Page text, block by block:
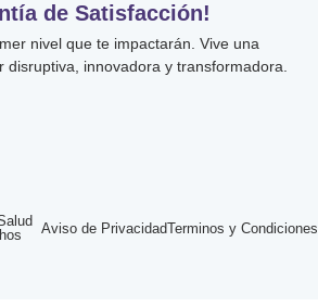
de Satisfacción!
nivel que te impactarán. Vive una
disruptiva, innovadora y transformadora.
Aviso de PrivacidadTerminos y Condiciones